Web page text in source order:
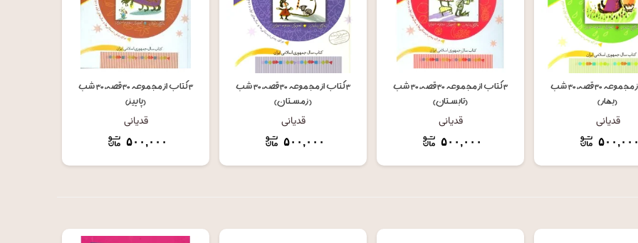
افزودن به سبد خرید۳ کتاب از مجموعه ۳۰ قصه، ۳۰ شب
(بهار)
قدیانی
۵۰۰,۰۰۰
افزودن به سبد خرید۳ کتاب از مجموعه ۳۰ قصه، ۳۰ شب
(تابستان)
قدیانی
۵۰۰,۰۰۰
افزودن به سبد خرید۳ کتاب از مجموعه ۳۰ قصه، ۳۰ شب
(زمستان)
قدیانی
۵۰۰,۰۰۰
افزودن به سبد خرید۳ کتاب از مجموعه ۳۰ قصه، ۳۰ شب
(پاییز)
قدیانی
۵۰۰,۰۰۰